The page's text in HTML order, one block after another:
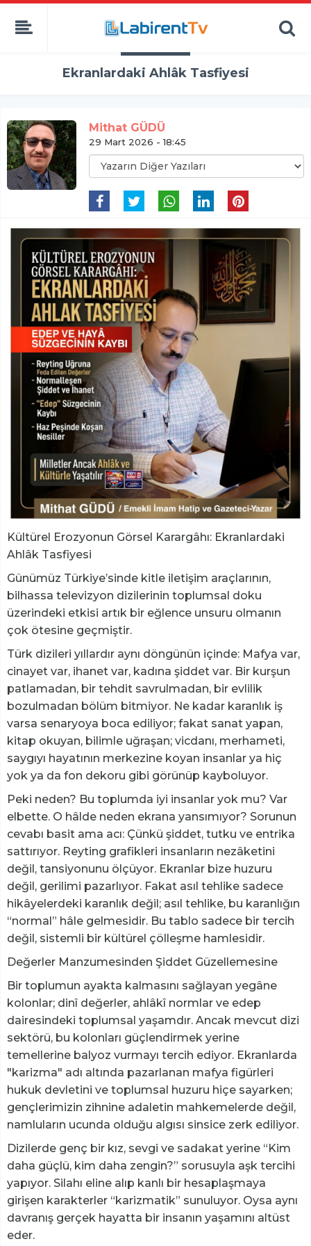
Ekranlardaki Ahlâk Tasfiyesi
Mithat GÜDÜ
29 Mart 2026 - 18:45
​Kültürel Erozyonun Görsel Karargâhı: Ekranlardaki
Ahlâk Tasfiyesi
​Günümüz Türkiye’sinde kitle iletişim araçlarının,
bilhassa televizyon dizilerinin toplumsal doku
üzerindeki etkisi artık bir eğlence unsuru olmanın
çok ötesine geçmiştir.
​Türk dizileri yıllardır aynı döngünün içinde: Mafya var,
cinayet var, ihanet var, kadına şiddet var. Bir kurşun
patlamadan, bir tehdit savrulmadan, bir evlilik
bozulmadan bölüm bitmiyor. Ne kadar karanlık iş
varsa senaryoya boca ediliyor; fakat sanat yapan,
kitap okuyan, bilimle uğraşan; vicdanı, merhameti,
saygıyı hayatının merkezine koyan insanlar ya hiç
yok ya da fon dekoru gibi görünüp kayboluyor.
​Peki neden? Bu toplumda iyi insanlar yok mu? Var
elbette. O hâlde neden ekrana yansımıyor? Sorunun
cevabı basit ama acı: Çünkü şiddet, tutku ve entrika
sattırıyor. Reyting grafikleri insanların nezâketini
değil, tansiyonunu ölçüyor. Ekranlar bize huzuru
değil, gerilimi pazarlıyor. Fakat asıl tehlike sadece
hikâyelerdeki karanlık değil; asıl tehlike, bu karanlığın
“normal” hâle gelmesidir. Bu tablo sadece bir tercih
değil, sistemli bir kültürel çölleşme hamlesidir.
​Değerler Manzumesinden Şiddet Güzellemesine
​Bir toplumun ayakta kalmasını sağlayan yegâne
kolonlar; dinî değerler, ahlâkî normlar ve edep
dairesindeki toplumsal yaşamdır. Ancak mevcut dizi
sektörü, bu kolonları güçlendirmek yerine
temellerine balyoz vurmayı tercih ediyor. Ekranlarda
"karizma" adı altında pazarlanan mafya figürleri
hukuk devletini ve toplumsal huzuru hiçe sayarken;
gençlerimizin zihnine adaletin mahkemelerde değil,
namluların ucunda olduğu algısı sinsice zerk ediliyor.
​Dizilerde genç bir kız, sevgi ve sadakat yerine “Kim
daha güçlü, kim daha zengin?” sorusuyla aşk tercihi
yapıyor. Silahı eline alıp kanlı bir hesaplaşmaya
girişen karakterler “karizmatik” sunuluyor. Oysa aynı
davranış gerçek hayatta bir insanın yaşamını altüst
eder.